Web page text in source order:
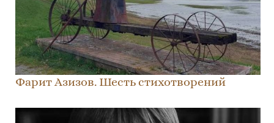
Фарит Азизов. Шесть стихотворений